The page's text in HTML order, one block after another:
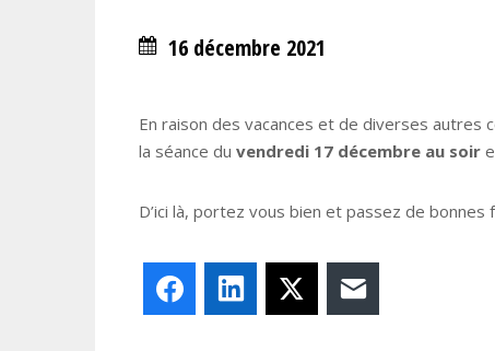
16 décembre 2021
En raison des vacances et de diverses autres
la séance du vendredi 17 décembre au soir
D’ici là, portez vous bien et passez de
FacebookLinkedIn